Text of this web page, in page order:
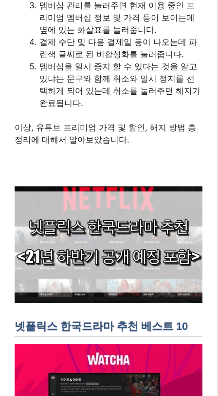
멤버십 관리를 눌러주면 현재 이용 중인 프
리미엄 멤버십 정보 및 가격 등이 보이는데
옆에 있는 화살표를 눌러줍니다.
결제 수단 및 다음 결제일 등이 나오는데 파
란색 글씨로 된 비활성화를 눌러줍니다.
멤버십을 일시 중지 할 수 있다는 것을 알고
있냐는 문구와 함께 취소와 일시 정지를 선
택하게 되어 있는데 취소를 눌러주면 해지가
완료됩니다.
이상, 유튜브 프리미엄 가격 및 할인, 해지 방법 총
정리에 대해서 알아보았습니다.
넷플릭스 한국드라마 추천 베스트 10